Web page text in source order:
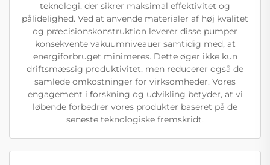
teknologi, der sikrer maksimal effektivitet og
pålidelighed. Ved at anvende materialer af høj kvalitet
og præcisionskonstruktion leverer disse pumper
konsekvente vakuumniveauer samtidig med, at
energiforbruget minimeres. Dette øger ikke kun
driftsmæssig produktivitet, men reducerer også de
samlede omkostninger for virksomheder. Vores
engagement i forskning og udvikling betyder, at vi
løbende forbedrer vores produkter baseret på de
seneste teknologiske fremskridt.